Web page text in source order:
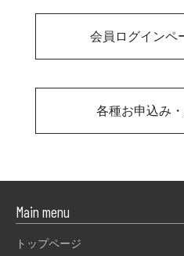
会員ログインペ
各種お申込み
Main menu
トップページ